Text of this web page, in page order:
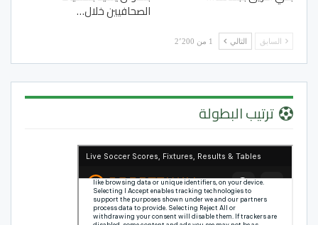
الصحافيين خلال…
السابق التالي 1 من 2٬200
ترتيب البطولة